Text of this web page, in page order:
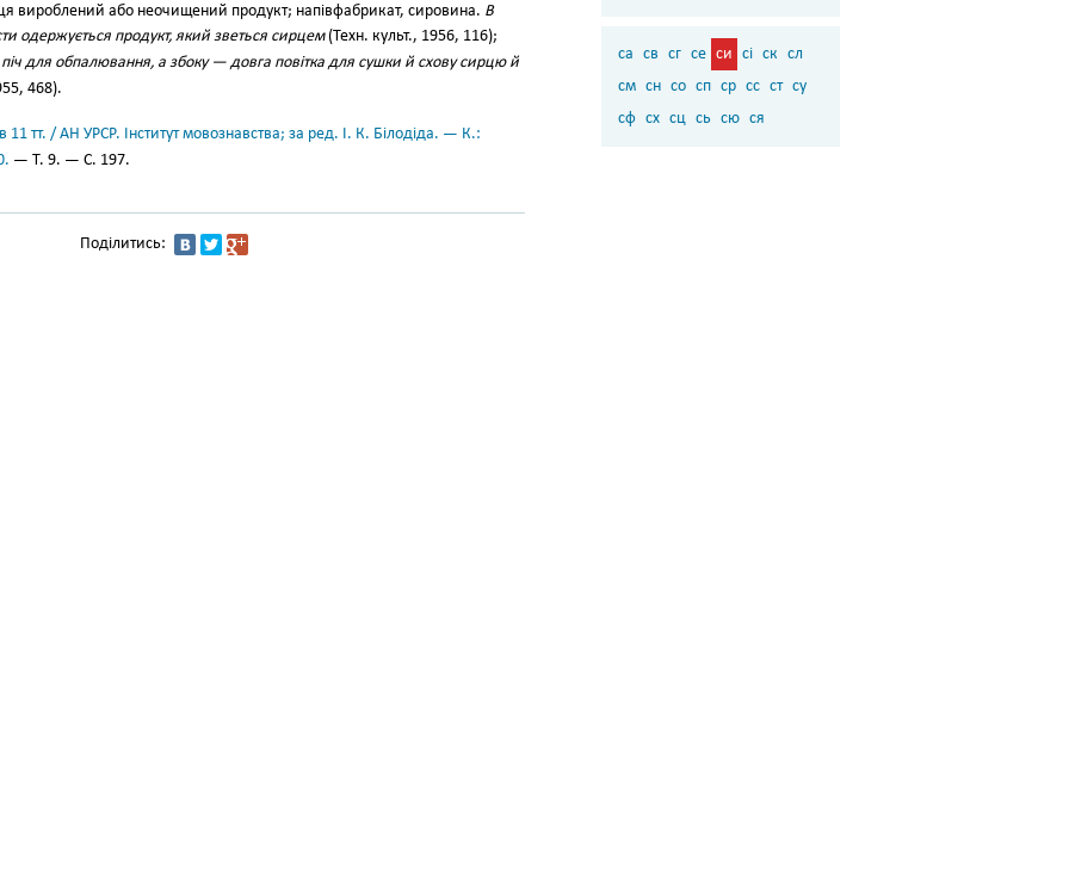
вироблений або неочищений продукт; напівфабрикат, сировина. В
одержується продукт, який зветься сирцем(Техн. культ., 1956, 116);
для обпалювання, а збоку — довга повітка для сушки й схову сирцю й
468).
11 тт. / АН УРСР. Інститут мовознавства; за ред. І. К. Білодіда. — К.:
— Т. 9. — С. 197.
Поділитись:
са св сг се си сі ск сл
см сн со сп ср сс ст су
сф сх сц сь сю ся